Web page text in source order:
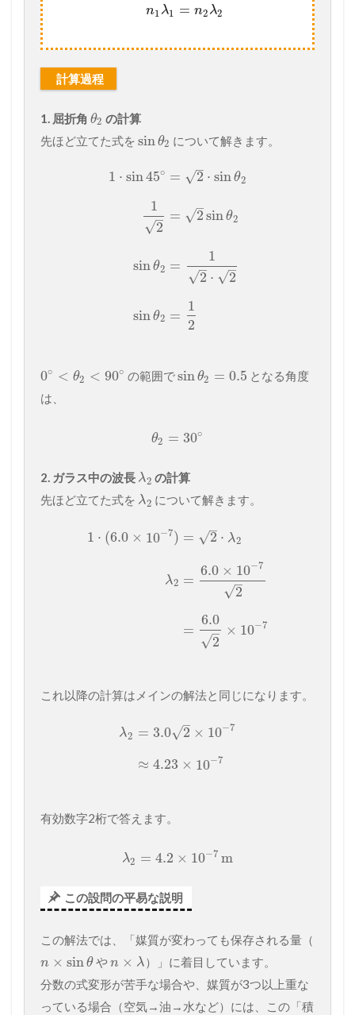
n1 λ1 = n2 λ2
計算過程
1. 屈折角 θ2 の計算
先ほど立てた式を sinθ2 について解きます。
1 ⋅ sin45∘
1
2
–
√
sinθ2
sinθ2
= 2
–
√ ⋅ sinθ2
= 2
–
√ sinθ2
=
1
2
–
√ ⋅ 2
–
√
=
1
2
0∘ < θ2 < 90∘ の範囲でsinθ2 = 0.5 となる角度
は、
θ2 = 30∘
2. ガラス中の波長 λ2 の計算
先ほど立てた式を λ2 について解きます。
1 ⋅ (6.0 × 10−7)
λ2
= 2
–
√ ⋅ λ2
=
6.0 × 10−7
2
–
√
=
6.0
2
–
√
× 10−7
これ以降の計算はメインの解法と同じになります。
λ2 = 3.0 2
–
√ × 10−7
≈ 4.23 × 10−7
有効数字2桁で答えます。
λ2 = 4.2 × 10−7 m
この設問の平易な説明
この解法では、「媒質が変わっても保存される量（
n × sinθやn × λ）」に着目しています。
分数の式変形が苦手な場合や、媒質が3つ以上重な
っている場合（空気→油→水など）には、この「積